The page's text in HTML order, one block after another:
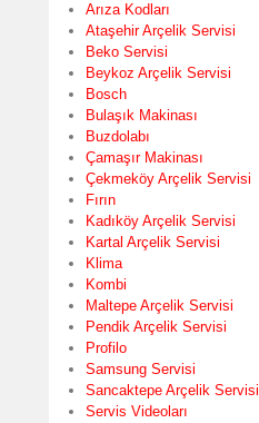
Arıza Kodları
Ataşehir Arçelik Servisi
Beko Servisi
Beykoz Arçelik Servisi
Bosch
Bulaşık Makinası
Buzdolabı
Çamaşır Makinası
Çekmeköy Arçelik Servisi
Fırın
Kadıköy Arçelik Servisi
Kartal Arçelik Servisi
Klima
Kombi
Maltepe Arçelik Servisi
Pendik Arçelik Servisi
Profilo
Samsung Servisi
Sancaktepe Arçelik Servisi
Servis Videoları